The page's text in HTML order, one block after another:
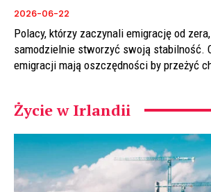
2026-06-22
Polacy, którzy zaczynali emigrację od
samodzielnie stworzyć swoją stabilność.
emigracji mają oszczędności by przeżyć
Życie w Irlandii